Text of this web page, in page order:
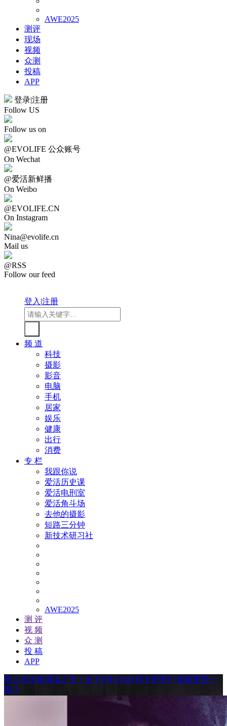
AWE2025
测评
现场
视频
众测
投稿
APP
登录|注册
Follow US
Follow us on
@EVOLIFE 公众账号
On Wechat
@爱活新鲜播
On Weibo
@EVOLIFE.CN
On Instagram
Nina@evolife.cn
Mail us
@RSS
Follow our feed
登入|注册
频 道
科技
摄影
影音
电脑
手机
居家
娱乐
健康
出行
消费
专 栏
我跟你说
爱活历史课
爱活电刑室
爱活角斗场
去他的摄影
短路三分钟
新技术研习社
AWE2025
测 评
视 频
众 测
投 稿
APP
嵌入式冰箱顶流之争！松下NR-W461和卡萨帝F+谁能更胜一
筹？